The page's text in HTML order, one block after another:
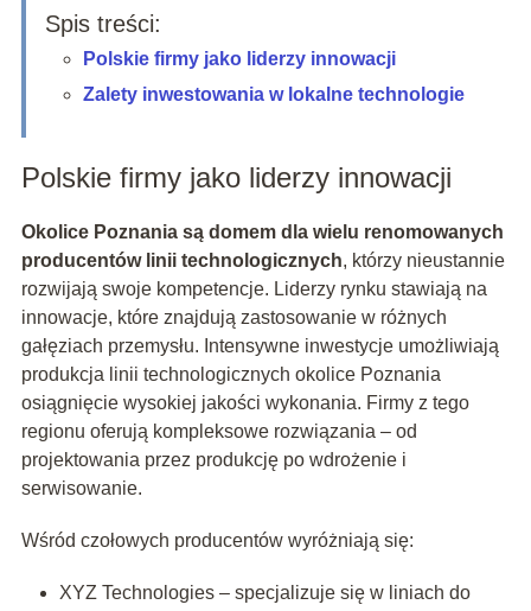
Spis treści:
Polskie firmy jako liderzy innowacji
Zalety inwestowania w lokalne technologie
Polskie firmy jako liderzy innowacji
Okolice Poznania są domem dla wielu renomowanych
producentów linii technologicznych, którzy nieustannie
rozwijają swoje kompetencje. Liderzy rynku stawiają na
innowacje, które znajdują zastosowanie w różnych
gałęziach przemysłu. Intensywne inwestycje umożliwiają
produkcja linii technologicznych okolice Poznania
osiągnięcie wysokiej jakości wykonania. Firmy z tego
regionu oferują kompleksowe rozwiązania – od
projektowania przez produkcję po wdrożenie i
serwisowanie.
Wśród czołowych producentów wyróżniają się:
XYZ Technologies – specjalizuje się w liniach do